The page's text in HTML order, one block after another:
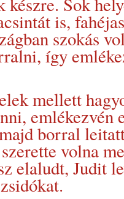
is,
szokás
így
mellett
emlékezvén
borral
volna
elaludt, Judit